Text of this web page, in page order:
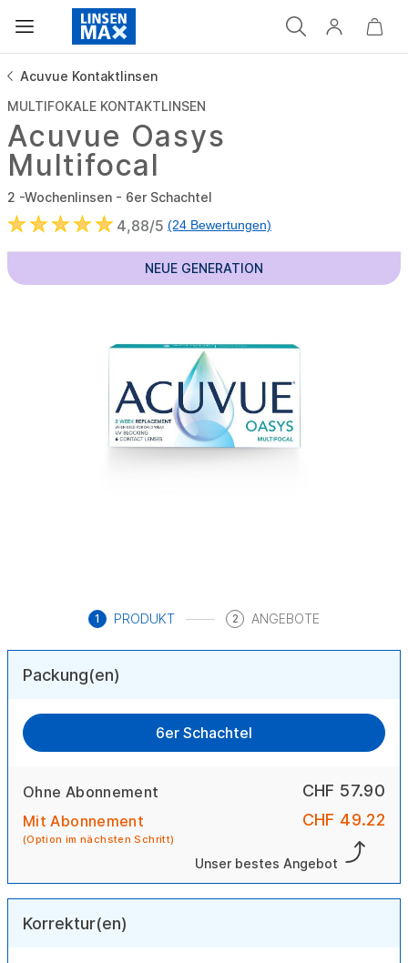
Acuvue Kontaktlinsen
MULTIFOKALE KONTAKTLINSEN
Acuvue Oasys
Multifocal
2 -Wochenlinsen - 6er Schachtel
4,88/5 (24 Bewertungen)
NEUE GENERATION
1 PRODUKT 2 ANGEBOTE
Packung(en)
6er Schachtel
Ohne Abonnement CHF 57.90
Mit Abonnement
(Option im nächsten Schritt)
CHF 49.22
Unser bestes Angebot
Korrektur(en)